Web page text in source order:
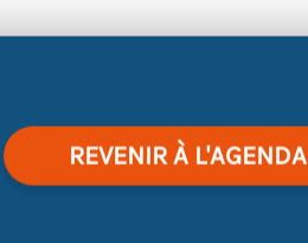
REVENIR À L'AGENDA